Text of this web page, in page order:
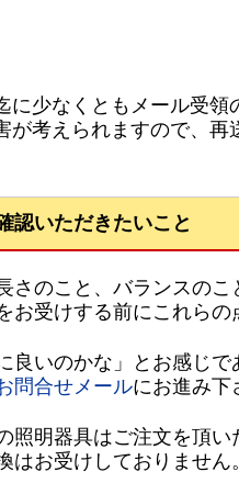
少なくともメール受領
考えられますので、再
認いただきたいこと
さのこと、バランスの
お受けする前にこれらの
良いのかな」とお感じ
問合せメールにお進み下
照明器具はご注文を頂
はお受けしておりません